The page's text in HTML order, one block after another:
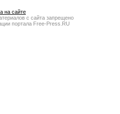
на сайте
с сайта запрещено
портала Free-Press.RU